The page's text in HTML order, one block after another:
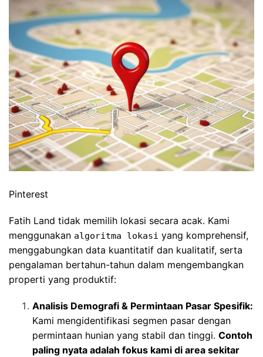
Pinterest
Fatih Land tidak memilih lokasi secara acak. Kami
menggunakan algoritma lokasi yang komprehensif,
menggabungkan data kuantitatif dan kualitatif, serta
pengalaman bertahun-tahun dalam mengembangkan
properti yang produktif:
Analisis Demografi & Permintaan Pasar Spesifik:
Kami mengidentifikasi segmen pasar dengan
permintaan hunian yang stabil dan tinggi. Contoh
paling nyata adalah fokus kami di area sekitar